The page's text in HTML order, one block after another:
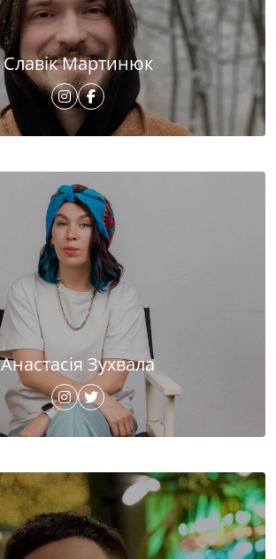
Славік Мартинюк
Анастасія Зухвала